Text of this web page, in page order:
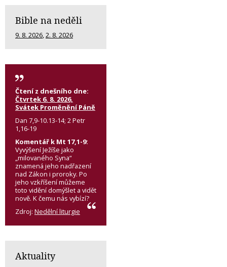
Bible na neděli
9. 8. 2026,2. 8. 2026
Čtení z dnešního dne:
Čtvrtek 6. 8. 2026,
Svátek Proměnění Páně
Dan 7,9-10.13-14; 2 Petr
1,16-19
Komentář k Mt 17,1-9:
Vyvýšení Ježíše jako
„milovaného Syna“
znamená jeho nadřazení
nad Zákon i proroky. Po
jeho vzkříšení můžeme
toto vidění domýšlet a vidět
nově. K čemu nás vybízí?
Zdroj: Nedělní liturgie
Aktuality